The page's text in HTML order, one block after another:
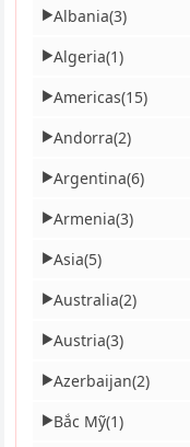
▶Albania(3)
▶Algeria(1)
▶Americas(15)
▶Andorra(2)
▶Argentina(6)
▶Armenia(3)
▶Asia(5)
▶Australia(2)
▶Austria(3)
▶Azerbaijan(2)
▶Bắc Mỹ(1)